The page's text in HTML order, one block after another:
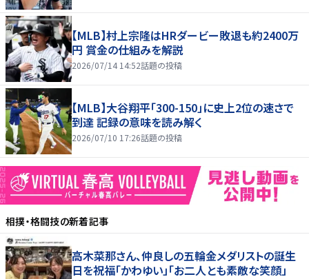
【MLB】村上宗隆はHRダービー敗退も約2400万
円 賞金の仕組みを解説
2026/07/14 14:52話題の投稿
【MLB】大谷翔平「300-150」に史上2位の速さで
到達 記録の意味を読み解く
2026/07/10 17:26話題の投稿
相撲・格闘技の新着記事
高木菜那さん、仲良しの五輪金メダリストの誕生
日を祝福「かわゆい」「お二人とも素敵な笑顔」